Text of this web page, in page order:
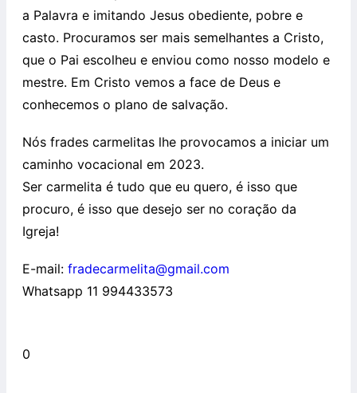
a Palavra e imitando Jesus obediente, pobre e
casto. Procuramos ser mais semelhantes a Cristo,
que o Pai escolheu e enviou como nosso modelo e
mestre. Em Cristo vemos a face de Deus e
conhecemos o plano de salvação.
Nós frades carmelitas lhe provocamos a iniciar um
caminho vocacional em 2023.
Ser carmelita é tudo que eu quero, é isso que
procuro, é isso que desejo ser no coração da
Igreja!
E-mail: fradecarmelita@gmail.com
Whatsapp 11 994433573
0